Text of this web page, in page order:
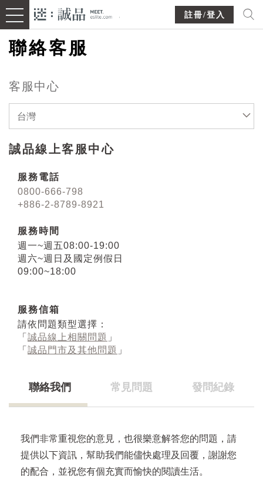
註冊/登入
聯絡客服
客服中心
台灣
誠品線上客服中心
服務電話
0800-666-798
+886-2-8789-8921
服務時間
週一~週五08:00-19:00
週六~週日及國定例假日
09:00~18:00
服務信箱
請依問題類型選擇：
「 誠品線上相關問題 」
「 誠品門市及其他問題 」
聯絡我們 常見問題 發問紀錄
我們非常重視您的意見，也很樂意解答您的問題，請
提供以下資訊，幫助我們能儘快處理及回覆，謝謝您
的配合，並祝您有個充實而愉快的閱讀生活。